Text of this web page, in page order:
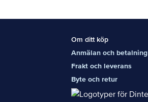
Om ditt köp
Anmälan och betalning
Frakt och leverans
Byte och retur